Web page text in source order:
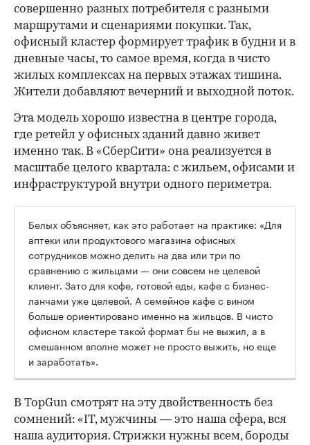
совершенно разных потребителя с разными
маршрутами и сценариями покупки. Так,
офисный кластер формирует трафик в будни и в
дневные часы, то самое время, когда в чисто
жилых комплексах на первых этажах тишина.
Жители добавляют вечерний и выходной поток.
Эта модель хорошо известна в центре города,
где ретейл у офисных зданий давно живет
именно так. В «СберСити» она реализуется в
масштабе целого квартала: с жильем, офисами и
инфраструктурой внутри одного периметра.
Белых объясняет, как это работает на практике: «Для
аптеки или продуктового магазина офисных
сотрудников можно делить на два или три по
сравнению с жильцами — они совсем не целевой
клиент. Зато для кофе, готовой еды, кафе с бизнес-
ланчами уже целевой. А семейное кафе с вином
больше ориентировано именно на жильцов. В чисто
офисном кластере такой формат бы не выжил, а в
смешанном вполне может не просто выжить, но еще
и заработать».
В TopGun смотрят на эту двойственность без
сомнений: «IT, мужчины — это наша сфера, вся
наша аудитория. Стрижки нужны всем, бороды